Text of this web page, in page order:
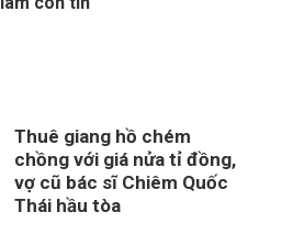
Thuê giang hồ chém
chồng với giá nửa tỉ đồng,
vợ cũ bác sĩ Chiêm Quốc
Thái hầu tòa